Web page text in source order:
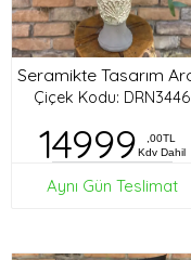
Çiçek Kodu: DRN3446
14999
,00TL
Kdv Dahil
Aynı Gün Teslimat